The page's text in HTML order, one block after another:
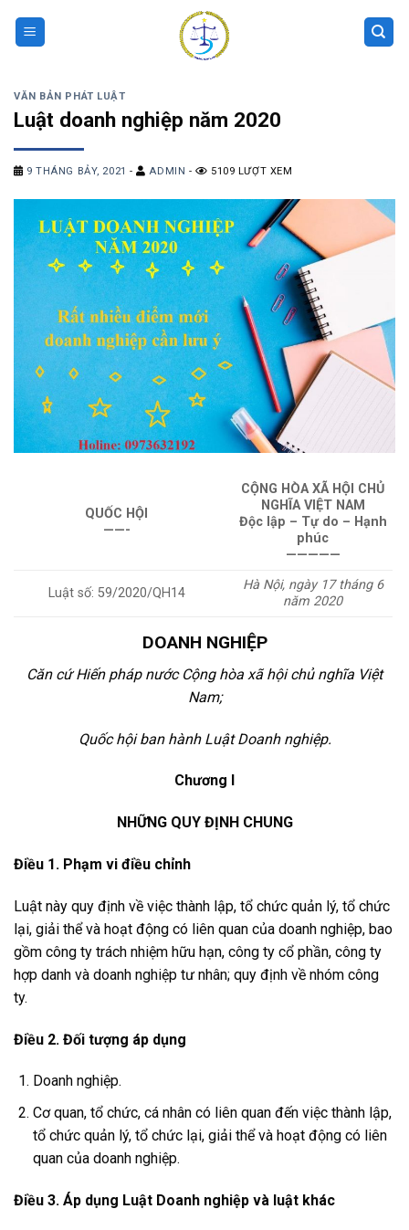
VĂN BẢN PHÁT LUẬT
Luật doanh nghiệp năm 2020
9 THÁNG BẢY, 2021 - ADMIN - 5109 LƯỢT XEM
QUỐC HỘI
——-
CỘNG HÒA XÃ HỘI CHỦ
NGHĨA VIỆT NAM
Độc lập – Tự do – Hạnh
phúc
—————
Luật số: 59/2020/QH14
Hà Nội, ngày 17 tháng 6
năm 2020
DOANH NGHIỆP
Căn cứ Hiến pháp nước Cộng hòa xã hội chủ nghĩa Việt
Nam;
Quốc hội ban hành Luật Doanh nghiệp.
Chương I
NHỮNG QUY ĐỊNH CHUNG
Điều 1. Phạm vi điều chỉnh
Luật này quy định về việc thành lập, tổ chức quản lý, tổ chức
lại, giải thể và hoạt động có liên quan của doanh nghiệp, bao
gồm công ty trách nhiệm hữu hạn, công ty cổ phần, công ty
hợp danh và doanh nghiệp tư nhân; quy định về nhóm công
ty.
Điều 2. Đối tượng áp dụng
Doanh nghiệp.
Cơ quan, tổ chức, cá nhân có liên quan đến việc thành lập,
tổ chức quản lý, tổ chức lại, giải thể và hoạt động có liên
quan của doanh nghiệp.
Điều 3. Áp dụng Luật Doanh nghiệp và luật khác